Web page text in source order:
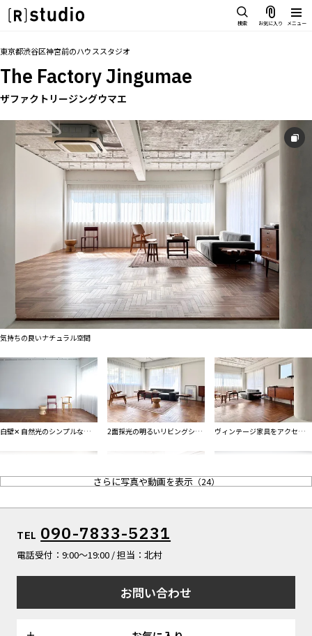
検索 お気に入り メニュー
雰囲気で探したい
SCENE
部屋ごとに写真で見比べたい
VARIATION
ひとつのスタジオであれもこれも
LOCATION
カフェやオフィスなどロケシーンも
SIZE&PRICE
広さと利用料金で探す
ALL FILTER
すべての選択肢からスタジオを探す
スタジオを探す
雰囲気で探したい
SCENE
部屋ごとに写真で見比べたい
VARIATION
ひとつのスタジオであれもこれも
LOCATION
カフェやオフィスなどロケシーンも
SIZE&PRICE
広さと利用料金で探す
ALL FILTER
すべての選択肢からスタジオを探す
スタジオ一覧
マップから探す
お気に入り
[R]studioについて
お知らせ
掲載のお問い合わせ
トップ 料金 設備 オプション
東京都渋谷区神宮前のハウススタジオ
The Factory Jingumae
ザファクトリージングウマエ
気持ちの良いナチュラル空間
白壁✕ 自然光のシンプルな撮影
2面採光の明るいリビングシー
ヴィンテージ家具をアクセント
特徴的な窓にヴィンテージ家具 アール壁
さらに写真や動画を表示（24）
TEL 090-7833-5231
電話受付：9:00〜19:00 / 担当：北村
お問い合わせ